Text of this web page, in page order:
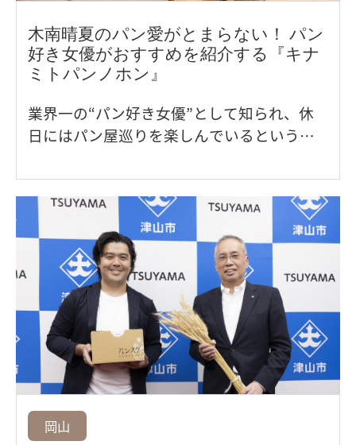
木南晴夏のパン愛がとまらない！ パン
好き女優がおすすめを紹介する『キナ
ミトパンノホン』
業界一の“パン好き女優”として知られ、休
日にはパン屋巡りを楽しんでいるという木
『キナミトパンノホン』は、木南さんのパ
ンへの愛と、パン屋巡りで出会ったおすす
めのパンがたっぷりと収録されています。
岡山